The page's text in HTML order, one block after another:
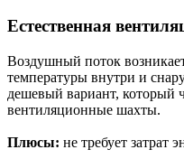
Естественная
Воздушный поток
температуры внутри и
дешевый вариант, который
вентиляционные шахты.
Плюсы: не требует затрат